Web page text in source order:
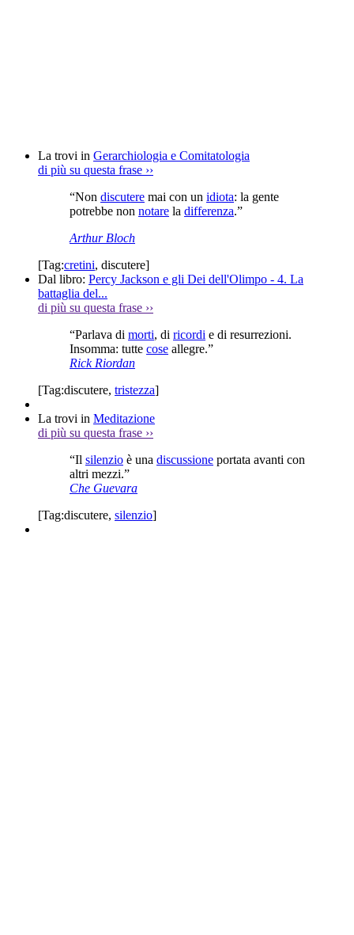
La trovi in Gerarchiologia e Comitatologia
di più su questa frase ››
“Non discutere mai con un idiota: la gente
potrebbe non notare la differenza.”
Arthur Bloch
[Tag:cretini, discutere]
Dal libro: Percy Jackson e gli Dei dell'Olimpo - 4. La
battaglia del...
di più su questa frase ››
“Parlava di morti, di ricordi e di resurrezioni.
Insomma: tutte cose allegre.”
Rick Riordan
[Tag:discutere, tristezza]
La trovi in Meditazione
di più su questa frase ››
“Il silenzio è una discussione portata avanti con
altri mezzi.”
Che Guevara
[Tag:discutere, silenzio]